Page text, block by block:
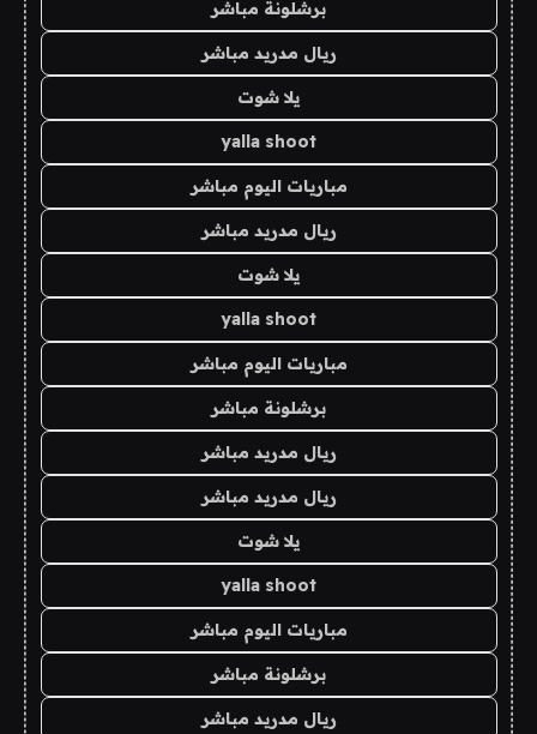
برشلونة مباشر
ريال مدريد مباشر
يلا شوت
yalla shoot
مباريات اليوم مباشر
ريال مدريد مباشر
يلا شوت
yalla shoot
مباريات اليوم مباشر
برشلونة مباشر
ريال مدريد مباشر
ريال مدريد مباشر
يلا شوت
yalla shoot
مباريات اليوم مباشر
برشلونة مباشر
ريال مدريد مباشر